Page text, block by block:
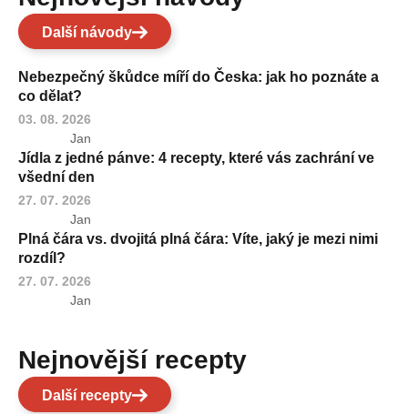
Další návody
Nebezpečný škůdce míří do Česka: jak ho poznáte a
co dělat?
03. 08. 2026
Jan
Jídla z jedné pánve: 4 recepty, které vás zachrání ve
všední den
27. 07. 2026
Jan
Plná čára vs. dvojitá plná čára: Víte, jaký je mezi nimi
rozdíl?
27. 07. 2026
Jan
Nejnovější recepty
Další recepty